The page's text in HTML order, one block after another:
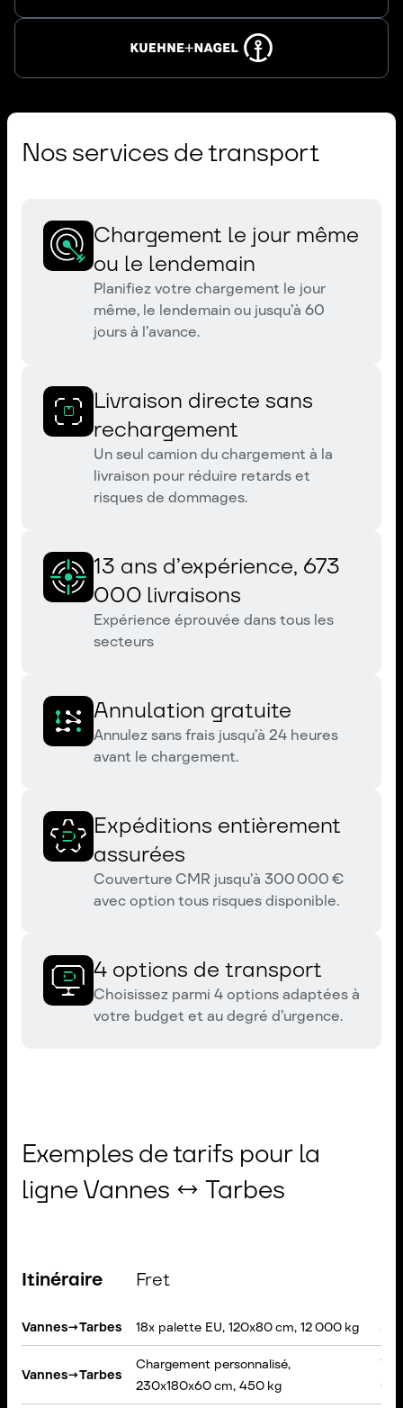
Nos services de transport
Chargement le jour même
ou le lendemain
Planifiez votre chargement le jour
même, le lendemain ou jusqu’à 60
jours à l’avance.
Livraison directe sans
rechargement
Un seul camion du chargement à la
livraison pour réduire retards et
risques de dommages.
13 ans d’expérience, 673
000 livraisons
Expérience éprouvée dans tous les
secteurs
Annulation gratuite
Annulez sans frais jusqu’à 24 heures
avant le chargement.
Expéditions entièrement
assurées
Couverture CMR jusqu’à 300 000 €
avec option tous risques disponible.
4 options de transport
Choisissez parmi 4 options adaptées à
votre budget et au degré d’urgence.
Exemples de tarifs pour la
ligne Vannes ↔ Tarbes
Itinéraire Fret
Vannes→Tarbes 18x palette EU, 120x80 cm, 12 000 kg
Vannes→Tarbes
Chargement personnalisé,
230x180x60 cm, 450 kg